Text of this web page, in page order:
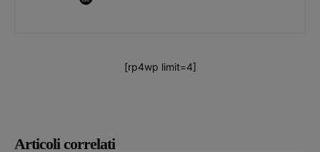
Articoli correlati
[rp4wp limit=4]